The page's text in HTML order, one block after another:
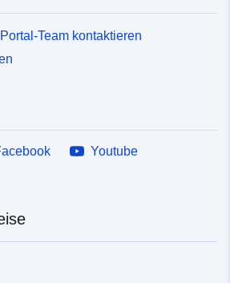
Team kontaktieren
Youtube